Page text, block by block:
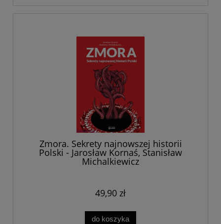
Zmora. Sekrety najnowszej historii
Polski - Jarosław Kornaś, Stanisław
Michalkiewicz
49,90 zł
do koszyka